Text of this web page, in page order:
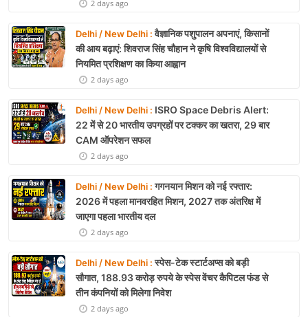
2 days ago
Delhi / New Delhi :वैज्ञानिक पशुपालन अपनाएं, किसानों
की आय बढ़ाएं: शिवराज सिंह चौहान ने कृषि विश्वविद्यालयों से
नियमित प्रशिक्षण का किया आह्वान
2 days ago
Delhi / New Delhi : ISRO Space Debris Alert:
22 में से 20 भारतीय उपग्रहों पर टक्कर का खतरा, 29 बार
CAM ऑपरेशन सफल
2 days ago
Delhi / New Delhi :गगनयान मिशन को नई रफ्तार:
2026 में पहला मानवरहित मिशन, 2027 तक अंतरिक्ष में
जाएगा पहला भारतीय दल
2 days ago
Delhi / New Delhi :स्पेस-टेक स्टार्टअप्स को बड़ी
सौगात, 188.93 करोड़ रुपये के स्पेस वेंचर कैपिटल फंड से
तीन कंपनियों को मिलेगा निवेश
2 days ago